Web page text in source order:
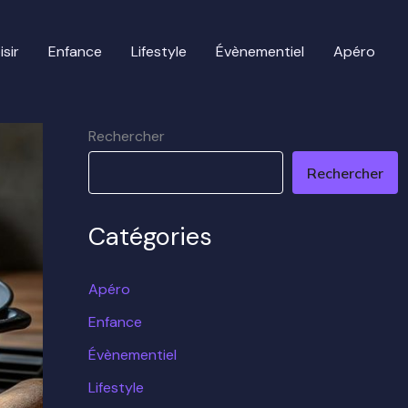
Enfance Lifestyle Évènementiel Apéro
Rechercher
Rechercher
Catégories
Apéro
Enfance
Évènementiel
Lifestyle